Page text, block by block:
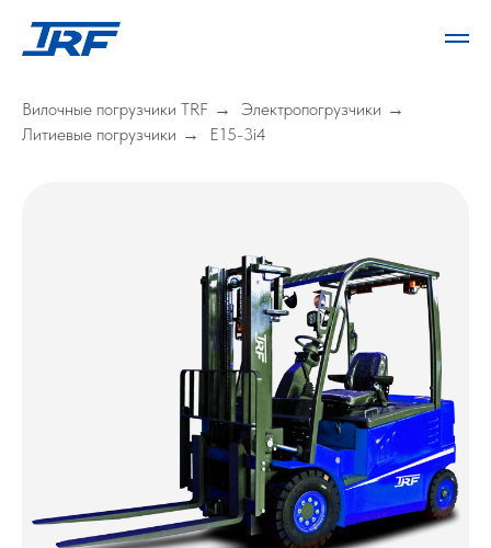
Вилочные погрузчики TRF → Электропогрузчики →
Литиевые погрузчики → E15-3i4